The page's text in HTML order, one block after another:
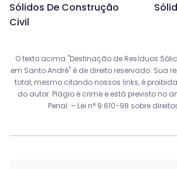
Sólidos De Construção
Civil
O texto acima "Destinação de Resíduos
em Santo André" é de direito reservado. Sua
total, mesmo citando nossos links, é
do autor. Plágio é crime e está previsto no
Penal. – Lei n° 9.610-98 sobre